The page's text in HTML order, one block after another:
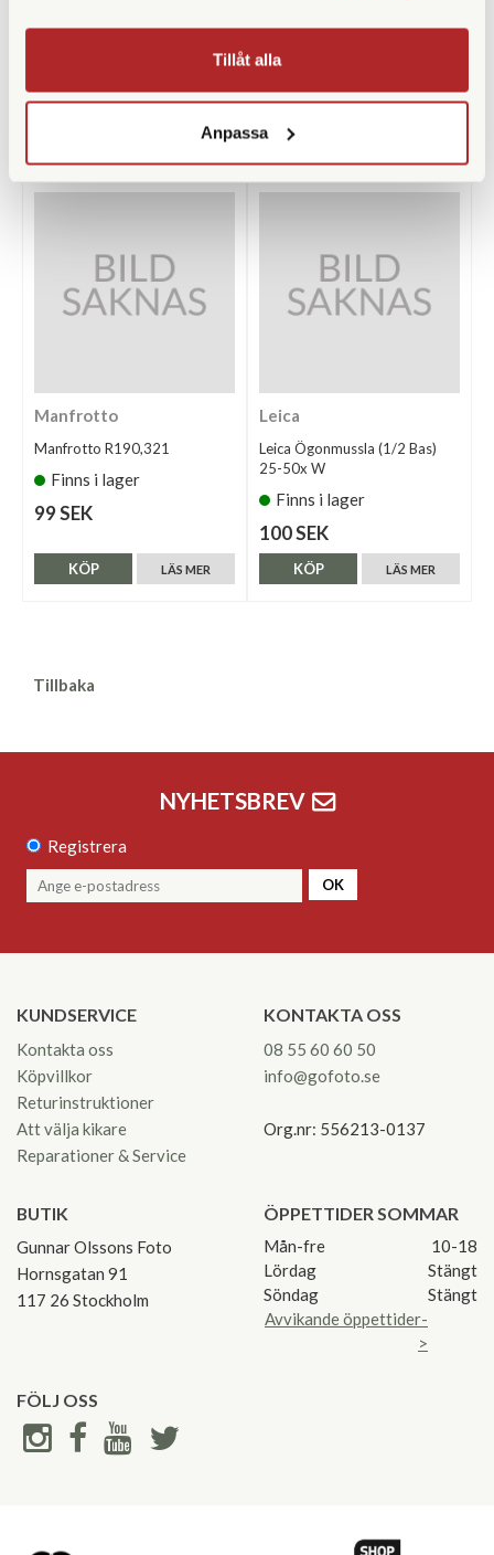
Tillåt alla
Anpassa
8x32/10x32/8x42/10x42
100 SEK
Manfrotto
Manfrotto R190,321
Finns i lager
99 SEK
LÄS MER
KÖP
Leica
Leica Ögonmussla (1/2 Bas)
25-50x W
Finns i lager
100 SEK
LÄS MER
KÖP
Tillbaka
NYHETSBREV
Registrera
OK
KUNDSERVICE
Kontakta oss
Köpvillkor
Returinstruktioner
Att välja kikare
Reparationer & Service
KONTAKTA OSS
08 55 60 60 50
info@gofoto.se
Org.nr: 556213-0137
BUTIK
Gunnar Olssons Foto
Hornsgatan 91
117 26 Stockholm
ÖPPETTIDER SOMMAR
Mån-fre
10-18
Lördag
Stängt
Söndag
Stängt
Avvikande öppettider-
>
FÖLJ OSS